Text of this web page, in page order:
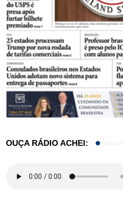
OUÇA RÁDIO ACHEI: